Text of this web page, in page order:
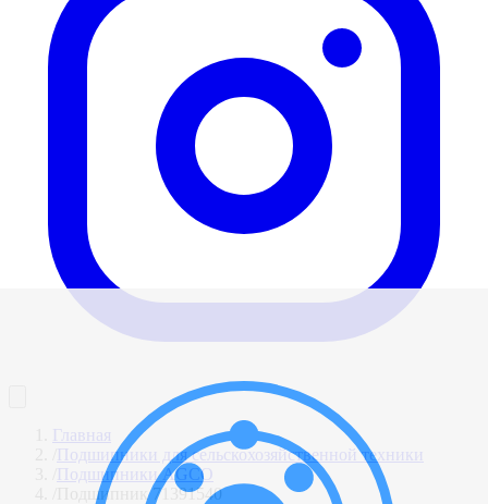
Главная
Подшипники для сельскохозяйственной техники
Подшипники AGCO
Подшипник 71391540